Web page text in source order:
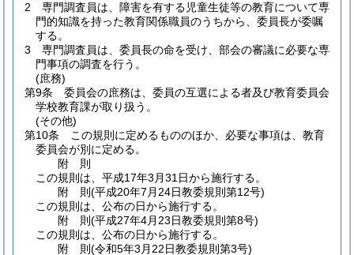
2
専門調査員は、障害を有する児童生徒等の教育について専
門的知識を持った教育関係職員のうちから、委員長が委嘱
する。
3
専門調査員は、委員長の命を受け、部会の審議に必要な専
門事項の調査を行う。
(庶務)
第9条
委員会の庶務は、委員の互選による者及び教育委員会
学校教育課が取り扱う。
(その他)
第10条
この規則に定めるもののほか、必要な事項は、教育
委員会が別に定める。
附 則
この規則は、平成17年3月31日から施行する。
附 則(平成20年7月24日教委規則第12号)
この規則は、公布の日から施行する。
附 則(平成27年4月23日教委規則第8号)
この規則は、公布の日から施行する。
附 則(令和5年3月22日教委規則第3号)